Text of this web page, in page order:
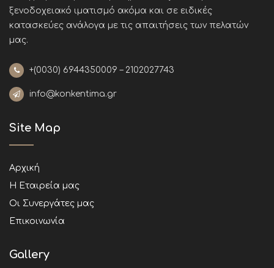
ξενοδοχειακό ιματισμό ακόμα και σε ειδικές
κατασκεύες ανάλογα με τις απαιτήσεις των πελατών
μας.
+(0030) 6944350009 – 2102027743
info@konkentima.gr
Site Map
Αρχική
Η Εταιρεία μας
Οι Συνεργάτες μας
Επικοινωνία
Gallery